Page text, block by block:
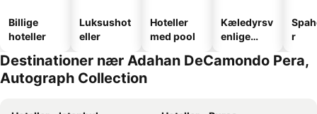
Billige
hoteller
Luksushot
eller
Hoteller
med pool
Kæledyrsv
enlige
r
Destinationer nær Adahan DeCamondo Pera,
Autograph Collection